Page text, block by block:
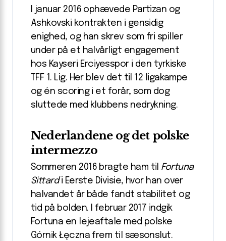
I januar 2016 ophævede Partizan og
Ashkovski kontrakten i gensidig
enighed, og han skrev som fri spiller
under på et halvårligt engagement
hos Kayseri Erciyesspor i den tyrkiske
TFF 1. Lig. Her blev det til 12 ligakampe
og én scoring i et forår, som dog
sluttede med klubbens nedrykning.
Nederlandene og det polske
intermezzo
Sommeren 2016 bragte ham til Fortuna
Sittardi Eerste Divisie, hvor han over
halvandet år både fandt stabilitet og
tid på bolden. I februar 2017 indgik
Fortuna en lejeaftale med polske
Górnik Łęczna frem til sæsonslut.